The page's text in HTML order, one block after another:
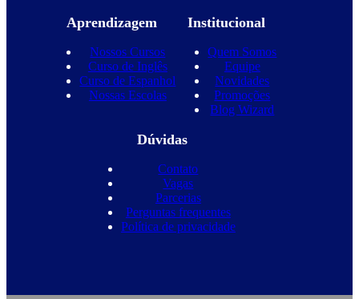
Aprendizagem
Nossos Cursos
Curso de Inglês
Curso de Espanhol
Nossas Escolas
Institucional
Quem Somos
Equipe
Novidades
Promoções
Blog Wizard
Dúvidas
Contato
Vagas
Parcerias
Perguntas frequentes
Política de privacidade